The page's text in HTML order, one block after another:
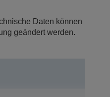
Daten können
geändert werden.